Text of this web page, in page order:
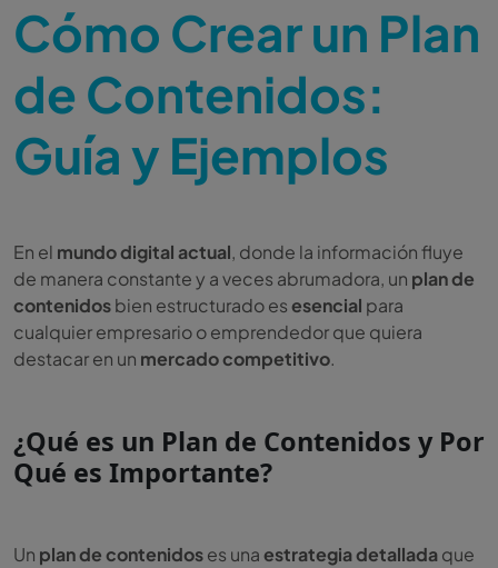
Cómo Crear un Plan
de Contenidos:
Guía y Ejemplos
En el mundo digital actual, donde la información fluye
de manera constante y a veces abrumadora, un plan de
contenidosbien estructurado esesencial para
cualquier empresario o emprendedor que quiera
destacar en un mercado competitivo.
¿Qué es un Plan de Contenidos y Por
Qué es Importante?
Un plan de contenidoses unaestrategia detalladaque